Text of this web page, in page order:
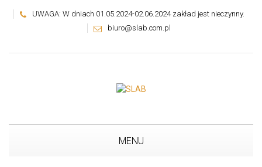
UWAGA: W dniach 01.05.2024-02.06.2024 zakład jest nieczynny.
biuro@slab.com.pl
MENU